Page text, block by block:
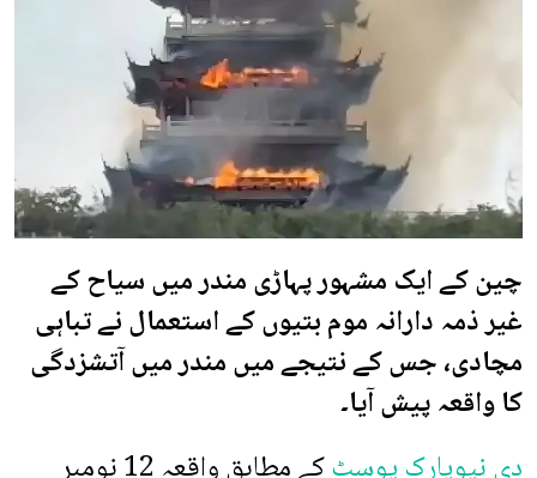
چین کے ایک مشہور پہاڑی مندر میں سیاح کے
غیر ذمہ دارانہ موم بتیوں کے استعمال نے تباہی
مچادی، جس کے نتیجے میں مندر میں آتشزدگی
کا واقعہ پیش آیا۔